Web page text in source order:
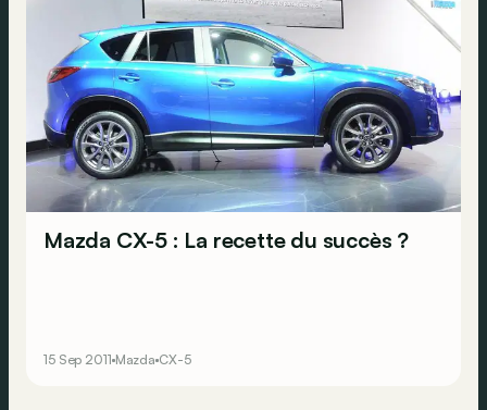
Mazda CX-5 : La recette du succès ?
15 Sep 2011 Mazda CX-5